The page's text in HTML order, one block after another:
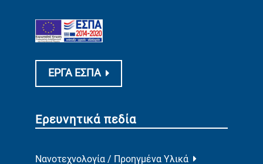
ΕΡΓΑ ΕΣΠΑ
Ερευνητικά πεδία
Νανοτεχνολογία / Προηγμένα Υλικά